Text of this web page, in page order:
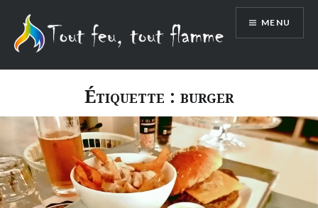
contenu
MENU
Étiquette : burger